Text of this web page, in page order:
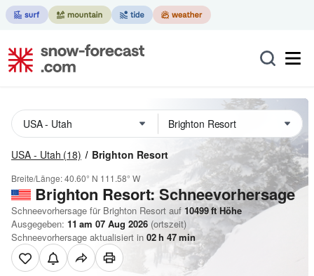
USA - Utah (18) Brighton Resort
Breite/Länge:40.60° N 111.58° W
Brighton Resort: Schneevorhersage
Schneevorhersage für Brighton Resort auf 10499ftHöhe
Ausgegeben: 11 am 07 Aug 2026 (ortszeit)
Schneevorhersage aktualisiert in 02h 47min